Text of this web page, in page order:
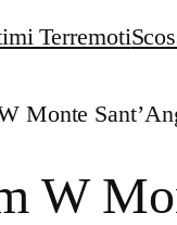
Terremoti
Monte
W